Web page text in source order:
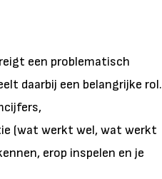
een problematisch
daarbij een belangrijke rol.
(wat werkt wel, wat werkt
erop inspelen en je